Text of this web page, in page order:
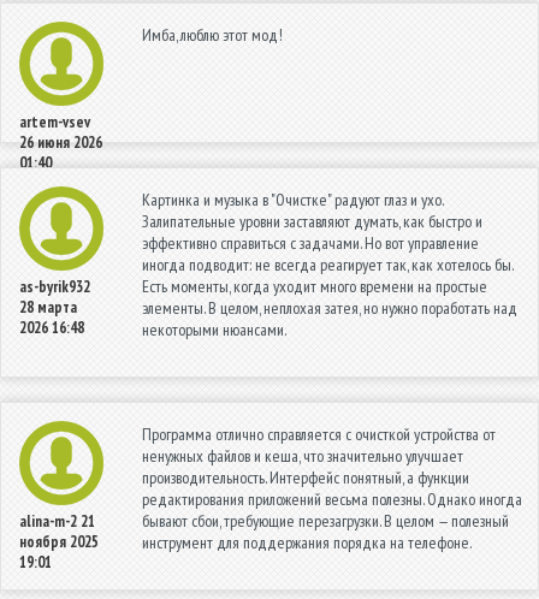
artem-vsev
26 июня 2026
01:40
Имба, люблю этот мод!
as-byrik932
28 марта
2026 16:48
Картинка и музыка в "Очистке" радуют глаз и ухо.
Залипательные уровни заставляют думать, как быстро и
эффективно справиться с задачами. Но вот управление
иногда подводит: не всегда реагирует так, как хотелось бы.
Есть моменты, когда уходит много времени на простые
элементы. В целом, неплохая затея, но нужно поработать над
некоторыми нюансами.
alina-m-2 21
ноября 2025
19:01
Программа отлично справляется с очисткой устройства от
ненужных файлов и кеша, что значительно улучшает
производительность. Интерфейс понятный, а функции
редактирования приложений весьма полезны. Однако иногда
бывают сбои, требующие перезагрузки. В целом — полезный
инструмент для поддержания порядка на телефоне.